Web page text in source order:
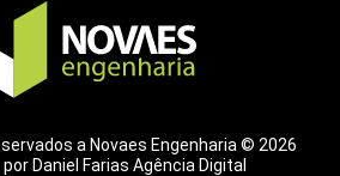
a Novaes Engenharia © 2026
Daniel Farias Agência Digital